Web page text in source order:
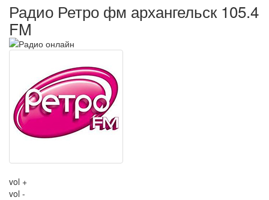
Радио Ретро фм архангельск 105.4
FM
vol +
vol -